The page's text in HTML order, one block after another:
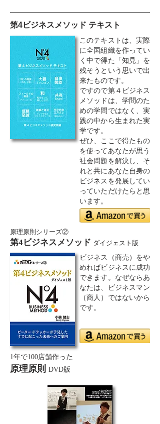
第4ビジネスメソッド テキスト
このテキストは、実際
に全国組織を作ってい
く中で得た「知見」を
残そうという思いで出
来たものです。
ですので第４ビジネス
メソッドは、学問のた
めの学問ではなく、実
践の中から生まれた実
学です。
ぜひ、ここで得たもの
を使ってあなたが思う
社会問題を解決し、そ
れと共にあなた自身の
ビジネスを発展してい
っていただけたらと思
います。
原理原則シリーズ②
第4ビジネスメソッド ダイジェスト版
ビジネス（商売）をや
めればビジネスに成功
できます。なぜならあ
なたは、ビジネスマン
（商人）ではないから
です。
1年で100店舗作った
原理原則 DVD版